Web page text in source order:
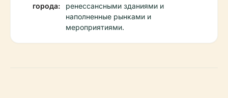
города:
ренессансными зданиями и
наполненные рынками и
мероприятиями.